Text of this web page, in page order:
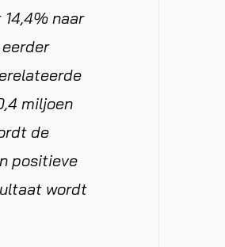
naar
miljoen
de
positieve
wordt